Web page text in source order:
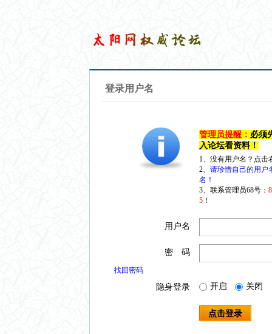
登录用户名
管理员提醒： 必须
入论坛看资料！
1、没有用户名？点
2、 请珍惜自己的用户
名！
3、联系管理员68号：
5 ！
用户名
密 码
找回密码
隐身登录 开启 关闭
点击登录